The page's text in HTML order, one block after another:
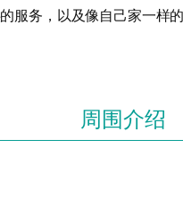
服务，以及像自己家一样
周围介绍